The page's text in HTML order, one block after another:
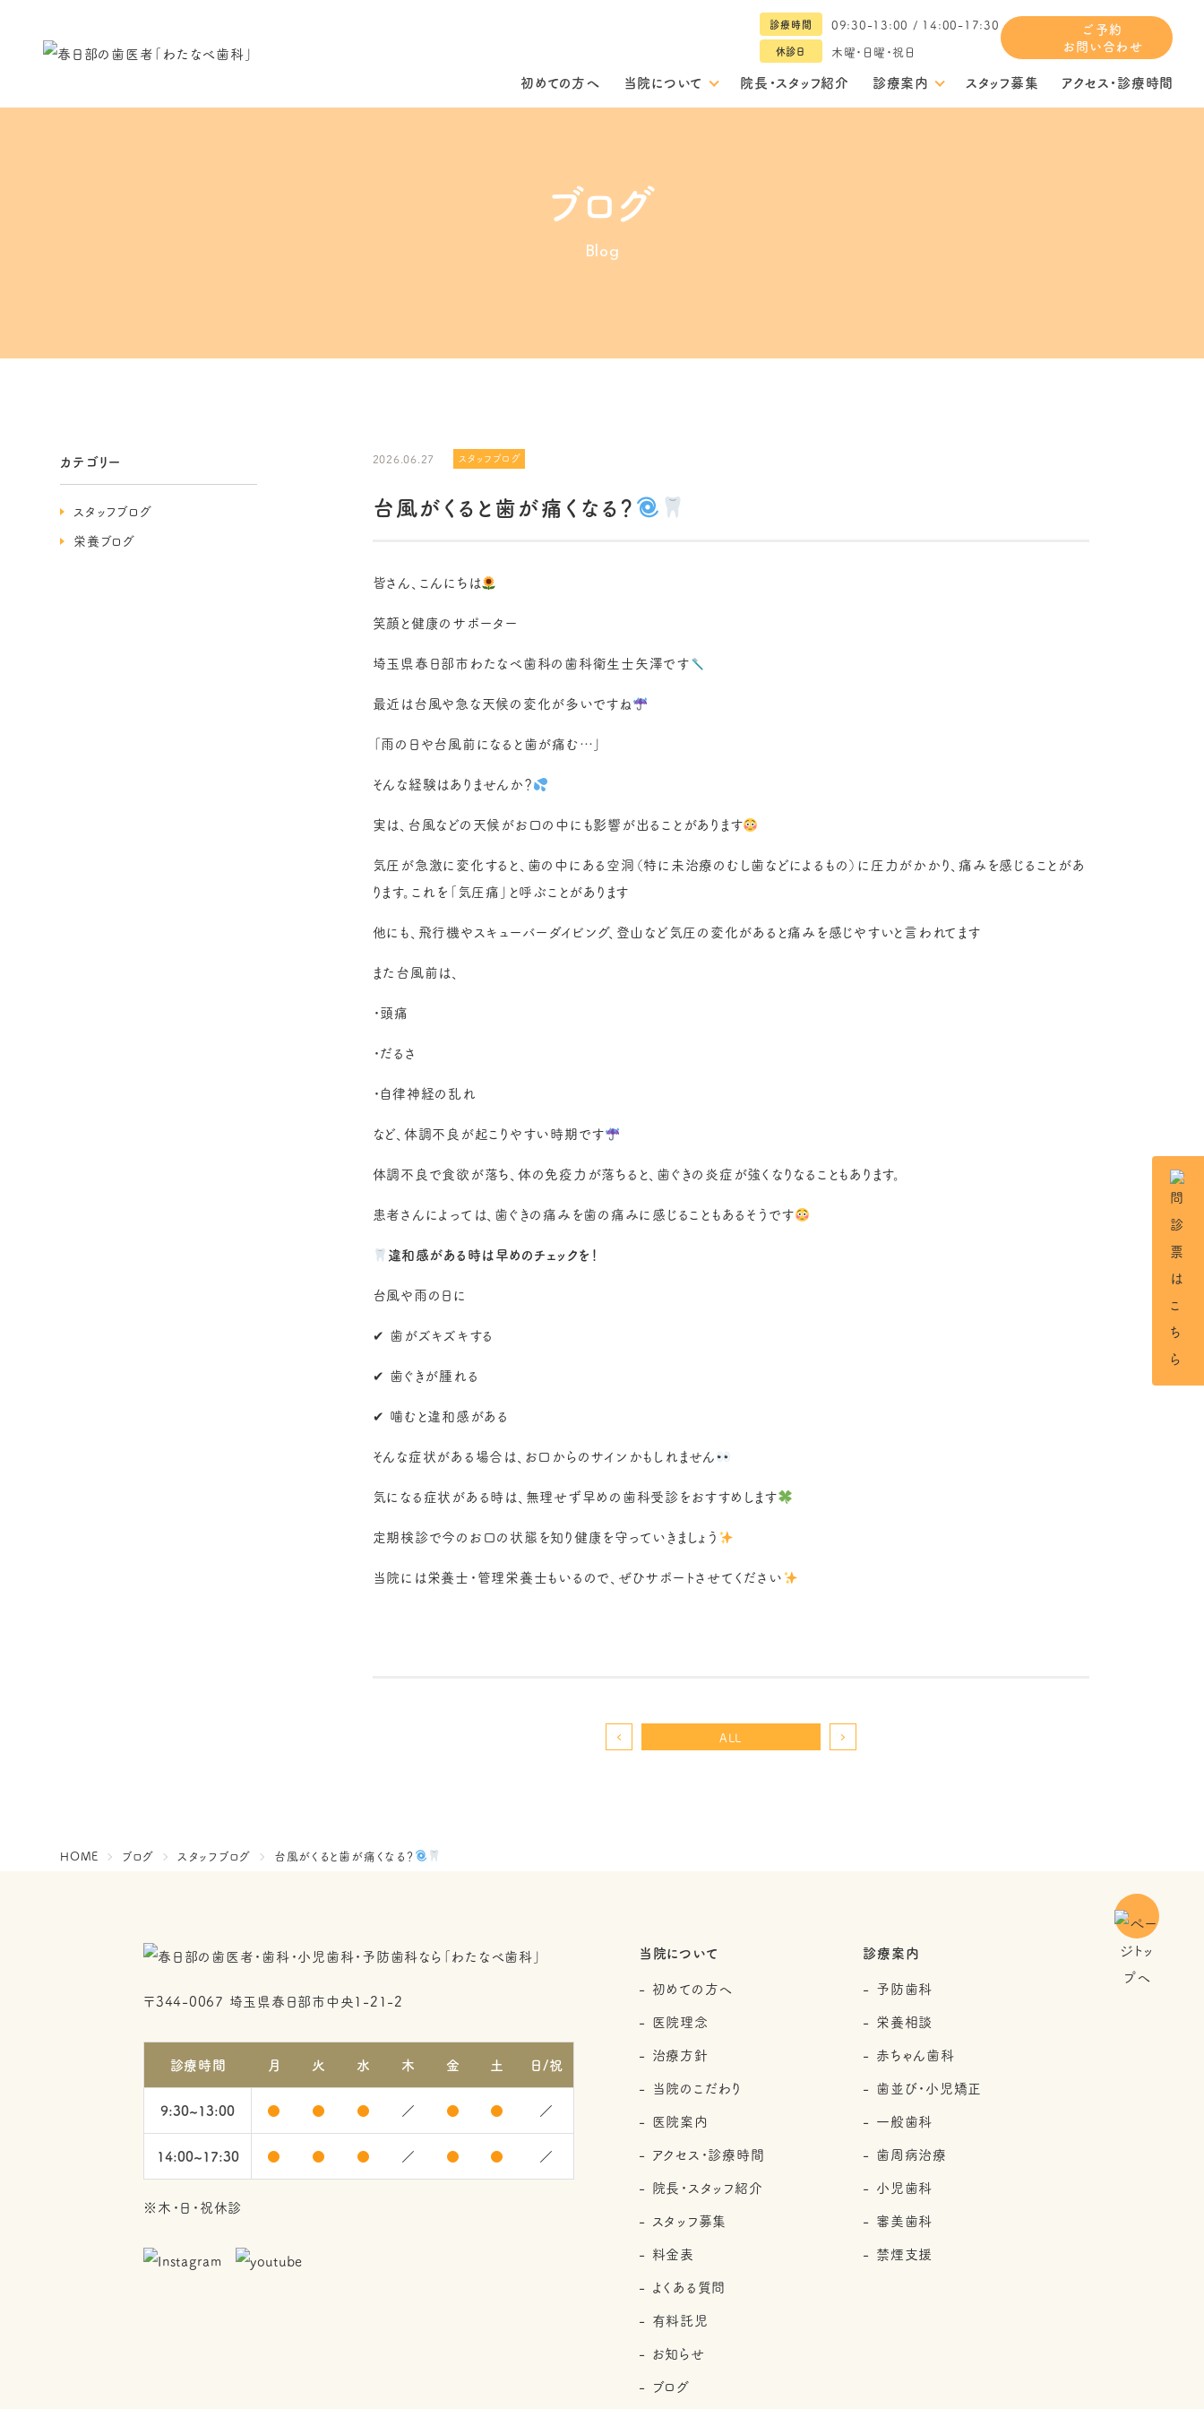
診療時間 09:30-13:00 / 14:00-17:30
休診日 木曜・日曜・祝日
ご予約
お問い合わせ
初めての方へ 当院について 院長・スタッフ紹介 診療案内 スタッフ募集 アクセス・診療時間
ブログ
Blog
カテゴリー
スタッフブログ
栄養ブログ
2026.06.27 スタッフブログ
台風がくると歯が痛くなる？
皆さん、こんにちは
笑顔と健康のサポーター
埼玉県春日部市わたなべ歯科の歯科衛生士矢澤です
最近は台風や急な天候の変化が多いですね
「雨の日や台風前になると歯が痛む…」
そんな経験はありませんか？
実は、台風などの天候がお口の中にも影響が出ることがあります
気圧が急激に変化すると、歯の中にある空洞（特に未治療のむし歯などによるもの）に圧力がかかり、痛みを感じることがあ
ります。これを「気圧痛」と呼ぶことがあります
他にも、飛行機やスキューバーダイビング、登山など気圧の変化があると痛みを感じやすいと言われてます
また台風前は、
・頭痛
・だるさ
・自律神経の乱れ
など、体調不良が起こりやすい時期です
体調不良で食欲が落ち、体の免疫力が落ちると、歯ぐきの炎症が強くなりなることもあります。
患者さんによっては、歯ぐきの痛みを歯の痛みに感じることもあるそうです
違和感がある時は早めのチェックを！
台風や雨の日に
✔ 歯がズキズキする
✔ 歯ぐきが腫れる
✔ 噛むと違和感がある
そんな症状がある場合は、お口からのサインかもしれません
気になる症状がある時は、無理せず早めの歯科受診をおすすめします
定期検診で今のお口の状態を知り健康を守っていきましょう
当院には栄養士・管理栄養士もいるので、ぜひサポートさせてください
ALL
HOME ブログ スタッフブログ 台風がくると歯が痛くなる？
〒344-0067 埼玉県春日部市中央1-21-2
診療時間 月 火 水 木 金 土 日/祝
9:30~13:00 ● ● ● ／ ● ● ／
14:00~17:30 ● ● ● ／ ● ● ／
※木・日・祝休診
当院について
初めての方へ
医院理念
治療方針
当院のこだわり
医院案内
アクセス・診療時間
院長・スタッフ紹介
スタッフ募集
料金表
よくある質問
有料託児
お知らせ
ブログ
診療案内
予防歯科
栄養相談
赤ちゃん歯科
歯並び・小児矯正
一般歯科
歯周病治療
小児歯科
審美歯科
禁煙支援